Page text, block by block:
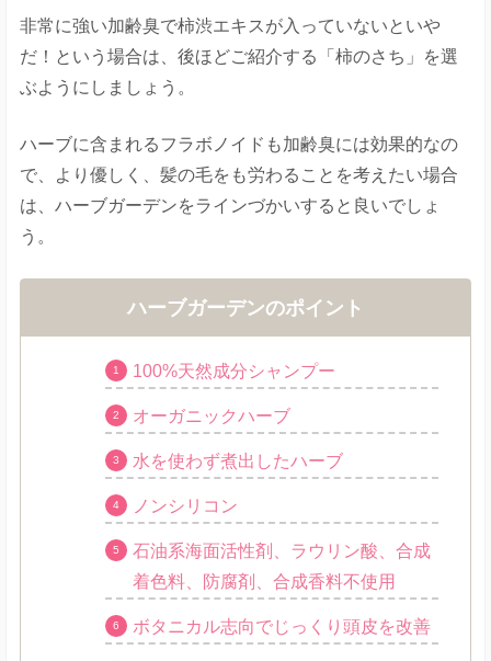
非常に強い加齢臭で柿渋エキスが入っていないといや
だ！という場合は、後ほどご紹介する「柿のさち」を選
ぶようにしましょう。
ハーブに含まれるフラボノイドも加齢臭には効果的なの
で、より優しく、髪の毛をも労わることを考えたい場合
は、ハーブガーデンをラインづかいすると良いでしょ
う。
ハーブガーデンのポイント
100%天然成分シャンプー
オーガニックハーブ
水を使わず煮出したハーブ
ノンシリコン
石油系海面活性剤、ラウリン酸、合成
着色料、防腐剤、合成香料不使用
ボタニカル志向でじっくり頭皮を改善